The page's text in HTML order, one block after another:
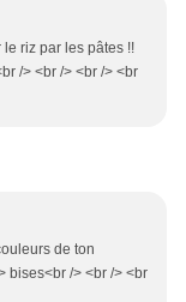
riz par les pâtes !!
/> <br /> <br /> <br
de ton
bises<br /> <br /> <br